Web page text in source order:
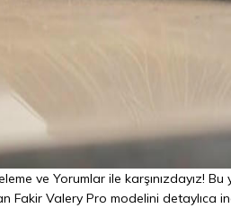
ve Yorumlar ile karşınızdayız!
Fakir Valery Pro modelini detaylıca